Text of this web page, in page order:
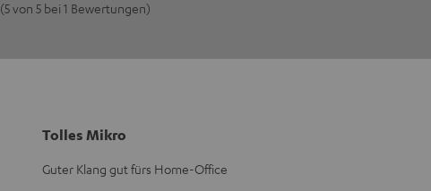
(5 von 5 bei 1 Bewertungen)
Tolles Mikro
Guter Klang gut fürs Home-Office